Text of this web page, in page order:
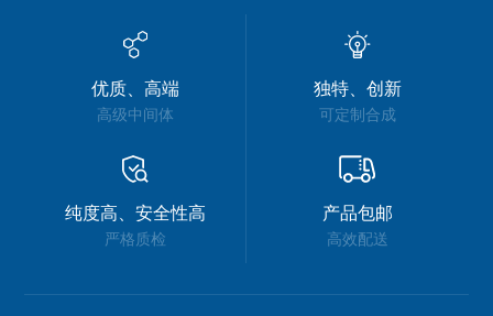
优质、高端
高级中间体
独特、创新
可定制合成
纯度高、安全性高
严格质检
产品包邮
高效配送